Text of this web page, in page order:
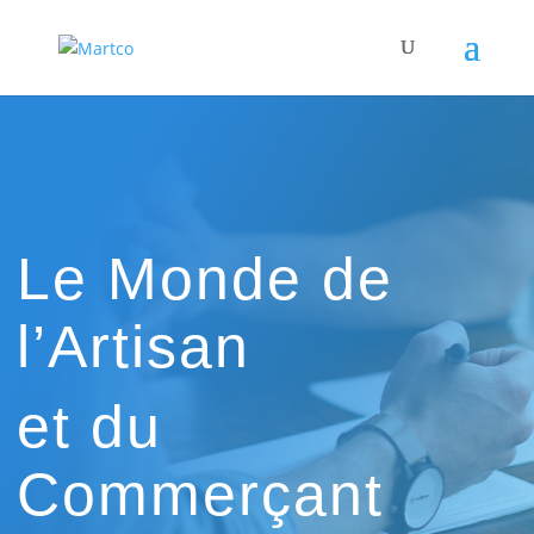
Le Monde de
l’Artisan
et du
Commerçant